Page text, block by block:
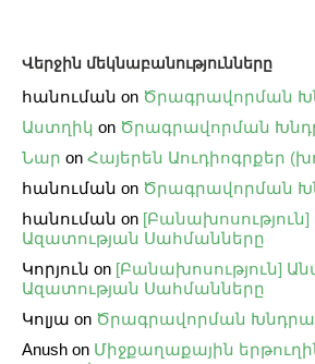
Վերջին մեկնաբանությունները
հանուման on Ծրագրավորման
Աստղիկ on Ծրագրավորման
Նար on Հայերեն Աուդիոգրքեր
հանուման on Ծրագրավորման
հանուման on
Ազատության Սահմանները
Կորյուն on [Բանախոսություն]
Ազատության Սահմանները
Կոլյա on Ծրագրավորման
Anush on Միջքաղաքային